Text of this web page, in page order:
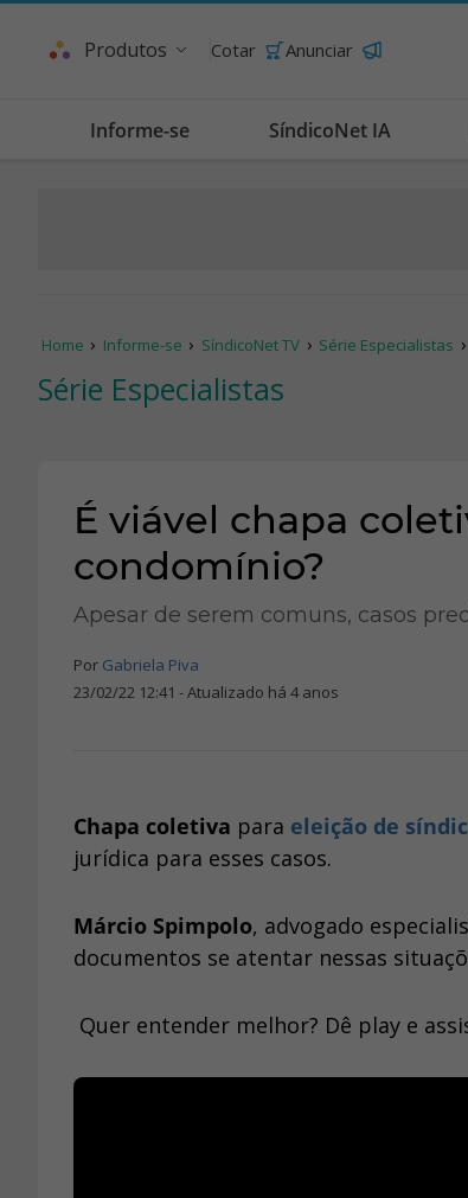
Produtos Cotar Anunciar
Informe-se SíndicoNet IA
Home Informe-se SíndicoNet TV Série Especialistas
Série Especialistas
É viável chapa
condomínio?
Apesar de serem comuns, casos
Por Gabriela Piva
23/02/22 12:41 - Atualizado há 4 anos
Chapa coletiva para eleição de
jurídica para esses casos.
Márcio Spimpolo, advogado
documentos se atentar nessas
Quer entender melhor? Dê play e